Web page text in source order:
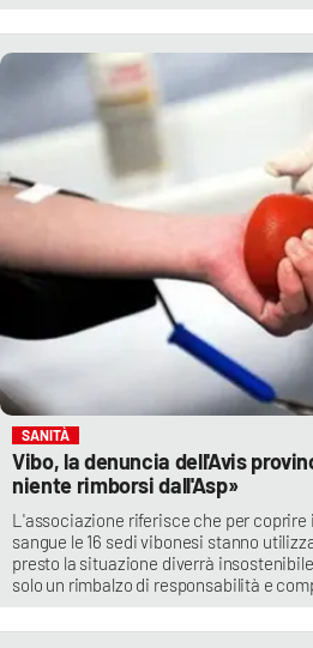
SANITÀ
Vibo, la denuncia dell'Avis
niente rimborsi dall'Asp»
L'associazione riferisce che per coprire
sangue le 16 sedi vibonesi stanno
presto la situazione diverrà
solo un rimbalzo di responsabilità e